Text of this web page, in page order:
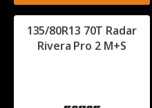
135/80R13 70T Radar
Rivera Pro 2 M+S